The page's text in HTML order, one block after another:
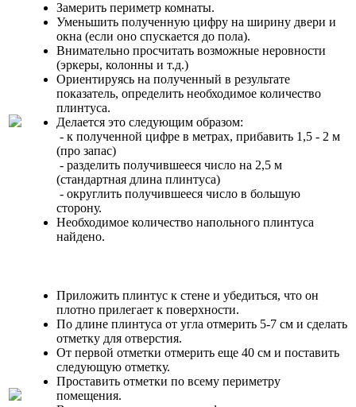
Замерить периметр комнаты.
Уменьшить полученную цифру на ширину двери и
окна (если оно спускается до пола).
Внимательно просчитать возможные неровности
(эркеры, колонны и т.д.)
Ориентируясь на полученный в результате
показатель, определить необходимое количество
плинтуса.
Делается это следующим образом:
- к полученной цифре в метрах, прибавить 1,5 - 2 м
(про запас)
- разделить получившееся число на 2,5 м
(стандартная длина плинтуса)
- округлить получившееся число в большую
сторону.
Необходимое количество напольного плинтуса
найдено.
Приложить плинтус к стене и убедиться, что он
плотно прилегает к поверхности.
По длине плинтуса от угла отмерить 5-7 см и сделать
отметку для отверстия.
От первой отметки отмерить еще 40 см и поставить
следующую отметку.
Проставить отметки по всему периметру
помещения.